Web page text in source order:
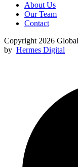
About Us
Our Team
Contact
Copyright 2026
by Hermes Digital